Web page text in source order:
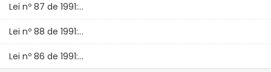
Lei nº 87 de 1991:...
Lei nº 88 de 1991:...
Lei nº 86 de 1991:...